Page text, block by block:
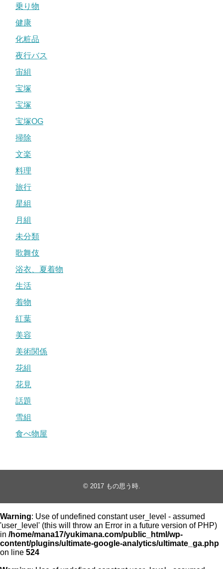
乗り物
健康
化粧品
夜行バス
宙組
宝塚
宝塚
宝塚OG
掃除
文楽
料理
旅行
星組
月組
未分類
歌舞伎
浴衣、夏着物
生活
着物
紅葉
美容
美術関係
花組
花見
話題
雪組
食べ物屋
© 2017 もの思う時.
Warning: Use of undefined constant user_level - assumed
'user_level' (this will throw an Error in a future version of PHP)
in /home/mana17/yukimana.com/public_html/wp-
content/plugins/ultimate-google-analytics/ultimate_ga.php
on line 524